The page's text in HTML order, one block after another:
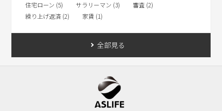
住宅ローン (5)
サラリーマン (3)
審査 (2)
繰り上げ返済 (2)
家賃 (1)
全部見る